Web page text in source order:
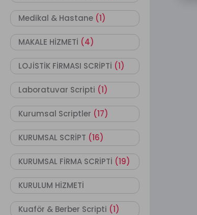
Medikal & Hastane (1)
MAKALE HİZMETİ (4)
LOJİSTİK FİRMASI SCRİPTİ (1)
Laboratuvar Scripti (1)
Kurumsal Scriptler (17)
KURUMSAL SCRİPT (16)
KURUMSAL FİRMA SCRİPTİ (19)
KURULUM HİZMETİ
Kuaför & Berber Scripti (1)